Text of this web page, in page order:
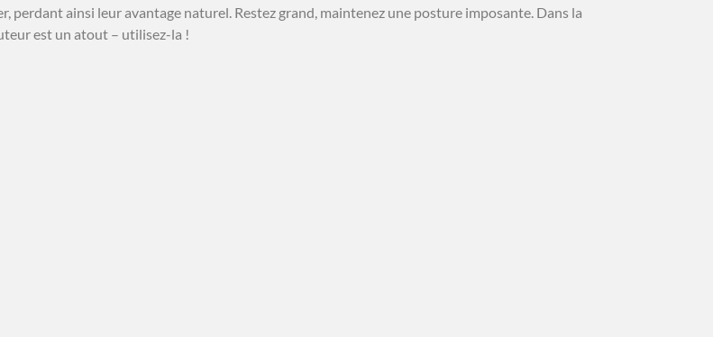
perdant ainsi leur avantage naturel. Restez grand, maintenez une posture imposante. Dans la
est un atout – utilisez-la !